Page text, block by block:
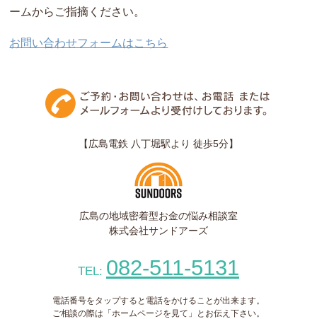
ームからご指摘ください。
お問い合わせフォームはこちら
【広島電鉄 八丁堀駅より 徒歩5分】
広島の地域密着型お金の悩み相談室
株式会社サンドアーズ
TEL: 082-511-5131
電話番号をタップすると電話をかけることが出来ます。
ご相談の際は「ホームページを見て」とお伝え下さい。